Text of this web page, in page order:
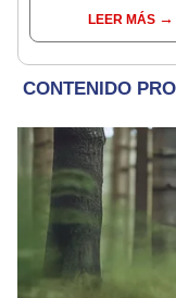
LEER MÁS